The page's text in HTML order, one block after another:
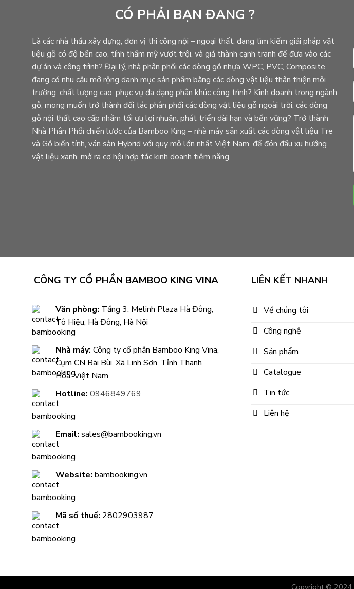
CÓ PHẢI BẠN ĐANG ?
Là các nhà thầu xây dựng, đơn vị thi công nội – ngoại thất, đang tìm kiếm giải pháp vật
liệu gỗ có độ bền cao, tính thẩm mỹ vượt trội, và giá thành cạnh tranh để đưa vào các
dự án và công trình? Đại lý, nhà phân phối các dòng gỗ nhựa WPC, PVC, Composite,
đang có nhu cầu mở rộng danh mục sản phẩm bằng các dòng vật liệu thân thiện môi
trường, chất lượng cao, phục vụ đa dạng phân khúc công trình? Kinh doanh trong ngành
gỗ, mong muốn trở thành đối tác phân phối các dòng vật liệu gỗ ngoài trời, các dòng
gỗ nội thất cao cấp nhằm tối ưu lợi nhuận, phát triển dài hạn và bền vững? Trở thành
Nhà Phân Phối chiến lược của Bamboo King – nhà máy sản xuất các dòng vật liệu Tre
và Gỗ biến tính, ván sàn Hybrid với quy mô lớn nhất Việt Nam, để đón đầu xu hướng
vật liệu xanh, mở ra cơ hội hợp tác kinh doanh tiềm năng.
CÔNG TY CỔ PHẦN BAMBOO KING VINA
Văn phòng: Tầng 3: Melinh Plaza Hà Đông,
Tô Hiệu, Hà Đông, Hà Nội
Nhà máy: Công ty cổ phần Bamboo King Vina,
Cụm CN Bãi Bùi, Xã Linh Sơn, Tỉnh Thanh
Hóa, Việt Nam
Hotline: 0946849769
Email: sales@bambooking.vn
Website: bambooking.vn
Mã số thuế: 2802903987
LIÊN KẾT NHANH
Về chúng tôi
Công nghệ
Sản phẩm
Catalogue
Tin tức
Liên hệ
Copyright © 2024